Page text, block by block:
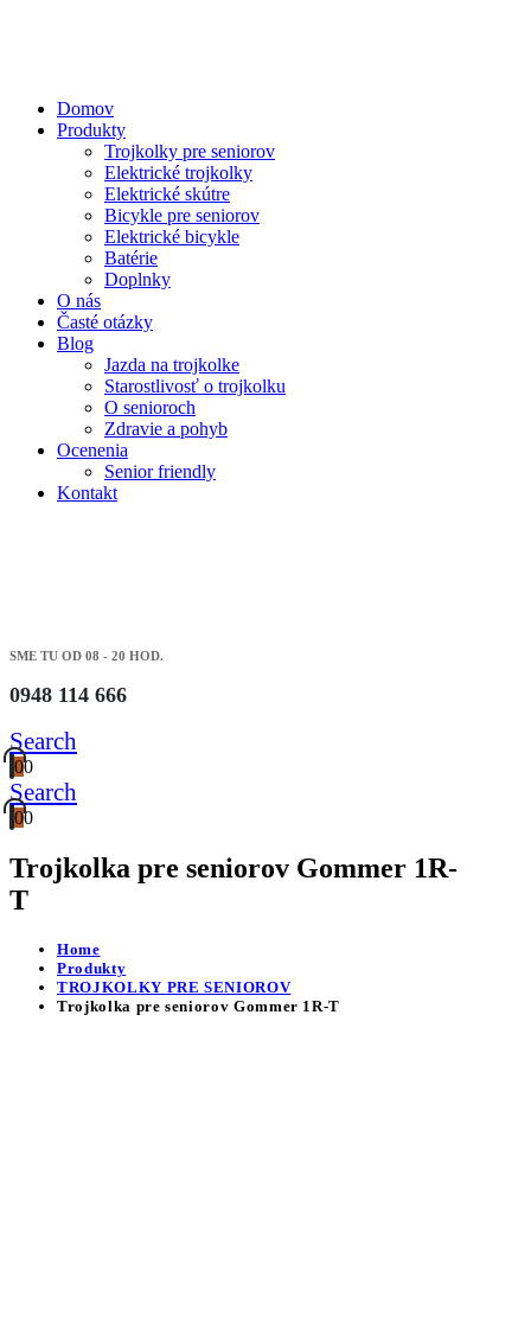
Domov
Produkty
Trojkolky pre seniorov
Elektrické trojkolky
Elektrické skútre
Bicykle pre seniorov
Elektrické bicykle
Batérie
Doplnky
O nás
Časté otázky
Blog
Jazda na trojkolke
Starostlivosť o trojkolku
O senioroch
Zdravie a pohyb
Ocenenia
Senior friendly
Kontakt
SME TU OD 08 - 20 HOD.
0948 114 666
Search
00
Search
00
Trojkolka pre seniorov Gommer 1R-
T
Home
Produkty
TROJKOLKY PRE SENIOROV
Trojkolka pre seniorov Gommer 1R-T